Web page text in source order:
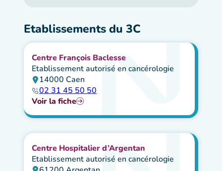
Etablissements du 3C
Centre François Baclesse
Etablissement autorisé en cancérologie
14000 Caen
02 31 45 50 50
Voir la fiche
Centre Hospitalier d’Argentan
Etablissement autorisé en cancérologie